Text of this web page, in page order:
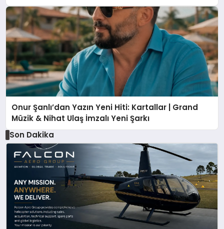
Onur Şanlı’dan Yazın Yeni Hiti: Kartallar | Grand
Müzik & Nihat Ulaş İmzalı Yeni Şarkı
Son Dakika